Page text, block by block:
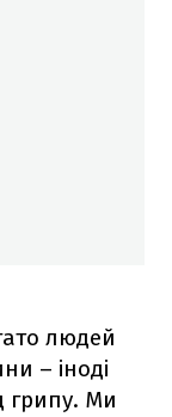
людей
– іноді
грипу. Ми